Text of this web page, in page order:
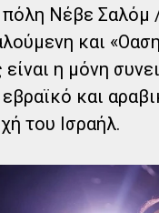
πόλη Νέβε Σαλόμ
και
η μόνη
και
του Ισραήλ.